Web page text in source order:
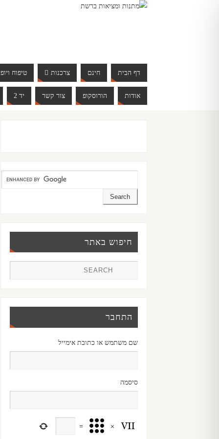
דף הבית חינם צרכנות טיפוח
אודות הורוסקופ צור קשר יד 2
חיפוש באתר
התחבר
שם משתמש או כתובת אימייל
סיסמה
×
=